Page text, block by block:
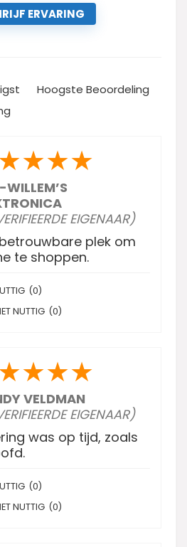
ERVARING
Hoogste Beoordeling
★★★
EIGENAAR)
plek om
te shoppen.
(0)
NUTTIG (0)
★★★
VELDMAN
EIGENAAR)
was op tijd, zoals
(0)
NUTTIG (0)